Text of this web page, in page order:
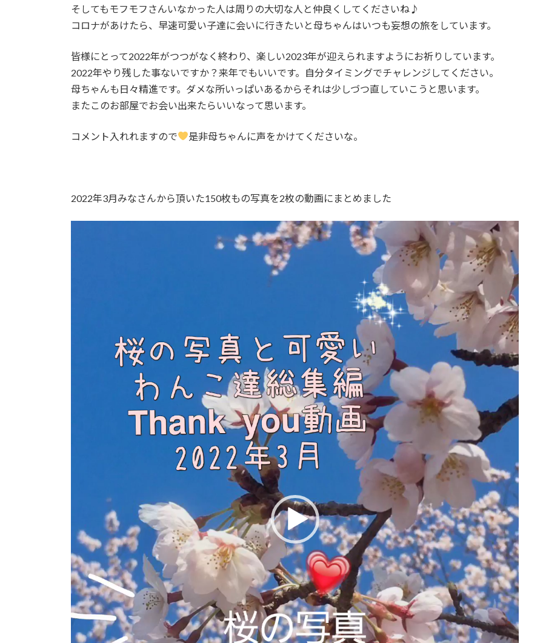
そしてもモフモフさんいなかった人は周りの大切な人と仲良くしてくださいね♪
コロナがあけたら、早速可愛い子達に会いに行きたいと母ちゃんはいつも妄想の旅をしています。
皆様にとって2022年がつつがなく終わり、楽しい2023年が迎えられますようにお祈りしています。
2022年やり残した事ないですか？来年でもいいです。自分タイミングでチャレンジしてください。
母ちゃんも日々精進です。ダメな所いっぱいあるからそれは少しづつ直していこうと思います。
またこのお部屋でお会い出来たらいいなって思います。
コメント入れれますので 是非母ちゃんに声をかけてくださいな。
2022年3月みなさんから頂いた150枚もの写真を2枚の動画にまとめました